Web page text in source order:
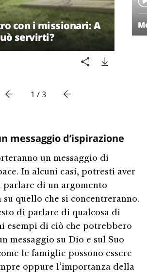
con i missionari: A
servirti?
1 / 3
messaggio d’ispirazione
un messaggio di
In alcuni casi, potresti aver
parlare di un argomento
su quello che si concentreranno.
di parlare di qualcosa di
esempi di ciò che potrebbero
messaggio su Dio e sul Suo
le famiglie possono essere
oppure l’importanza della